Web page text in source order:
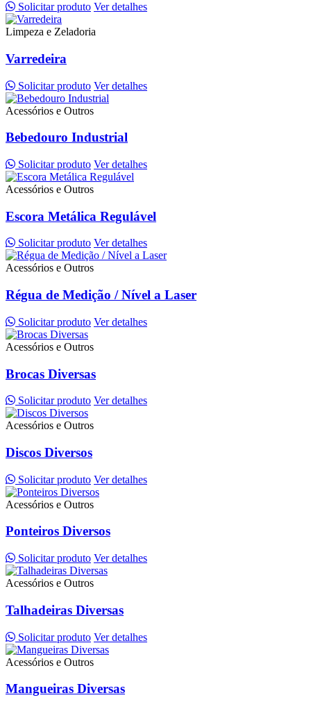
Solicitar produto Ver detalhes
Limpeza e Zeladoria
Varredeira
Solicitar produto Ver detalhes
Acessórios e Outros
Bebedouro Industrial
Solicitar produto Ver detalhes
Acessórios e Outros
Escora Metálica Regulável
Solicitar produto Ver detalhes
Acessórios e Outros
Régua de Medição / Nível a Laser
Solicitar produto Ver detalhes
Acessórios e Outros
Brocas Diversas
Solicitar produto Ver detalhes
Acessórios e Outros
Discos Diversos
Solicitar produto Ver detalhes
Acessórios e Outros
Ponteiros Diversos
Solicitar produto Ver detalhes
Acessórios e Outros
Talhadeiras Diversas
Solicitar produto Ver detalhes
Acessórios e Outros
Mangueiras Diversas